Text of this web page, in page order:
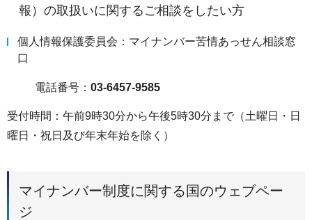
報）の取扱いに関するご相談をしたい方
個人情報保護委員会：マイナンバー苦情あっせん相談窓
口
電話番号： 03-6457-9585
受付時間：午前9時30分から午後5時30分まで（土曜日・日
曜日・祝日及び年末年始を除く）
マイナンバー制度に関する国のウェブペー
ジ